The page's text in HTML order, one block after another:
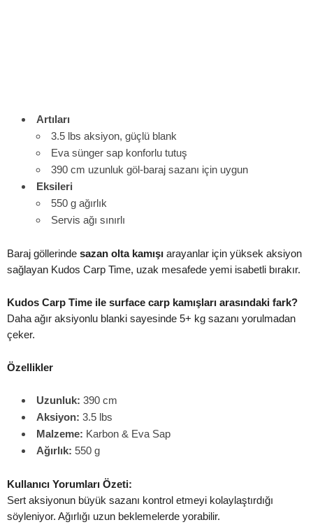
Artıları
3.5 lbs aksiyon, güçlü blank
Eva sünger sap konforlu tutuş
390 cm uzunluk göl-baraj sazanı için uygun
Eksileri
550 g ağırlık
Servis ağı sınırlı
Baraj göllerinde sazan olta kamışı arayanlar için yüksek aksiyon
sağlayan Kudos Carp Time, uzak mesafede yemi isabetli bırakır.
Kudos Carp Time ile surface carp kamışları arasındaki fark?
Daha ağır aksiyonlu blanki sayesinde 5+ kg sazanı yorulmadan
çeker.
Özellikler
Uzunluk: 390 cm
Aksiyon: 3.5 lbs
Malzeme: Karbon & Eva Sap
Ağırlık: 550 g
Kullanıcı Yorumları Özeti:
Sert aksiyonun büyük sazanı kontrol etmeyi kolaylaştırdığı
söyleniyor. Ağırlığı uzun beklemelerde yorabilir.